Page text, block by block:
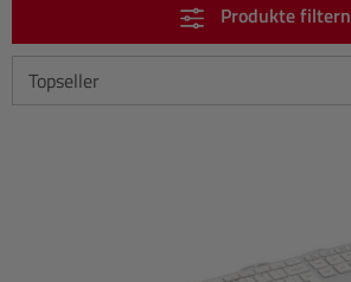
Produkte filtern